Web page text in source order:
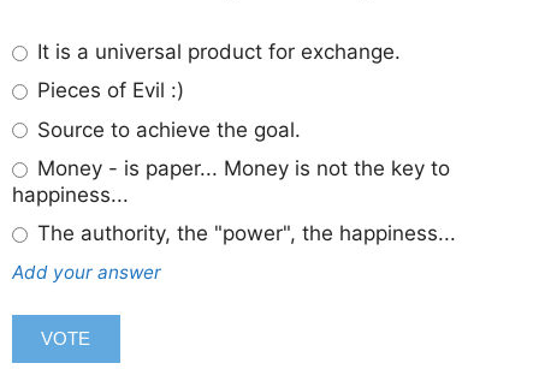
It is a universal product for exchange.
Pieces of Evil :)
Source to achieve the goal.
Money - is paper... Money is not the key to
happiness...
The authority, the "power", the happiness...
Add your answer